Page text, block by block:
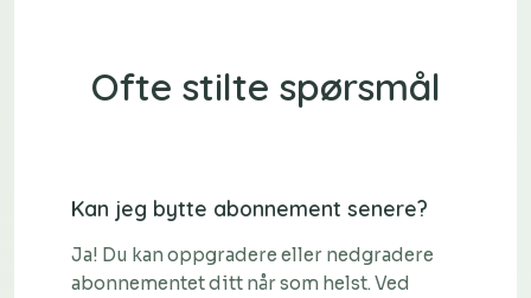
Ofte stilte spørsmål
Kan jeg bytte abonnement senere?
Ja! Du kan oppgradere eller nedgradere
abonnementet ditt når som helst. Ved